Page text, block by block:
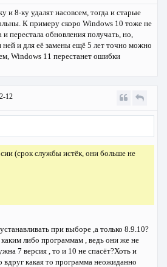
и 8-ку удалят насовсем, тогда и старые
К примеру скоро Windows 10 тоже не
перестала обновления получать, но,
ней и для её замены ещё 5 лет точно можно
Windows 11 перестанет ошибки
12
(срок службы истёк, они больше не
при выборе ,а только 8.9.10?
либо программам , ведь они же не
7 версия , то и 10 не спасёт?Хоть и
какая то программа неожиданно